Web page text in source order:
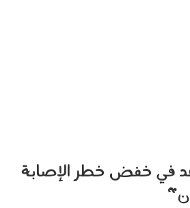
في خفض خطر الإصابة